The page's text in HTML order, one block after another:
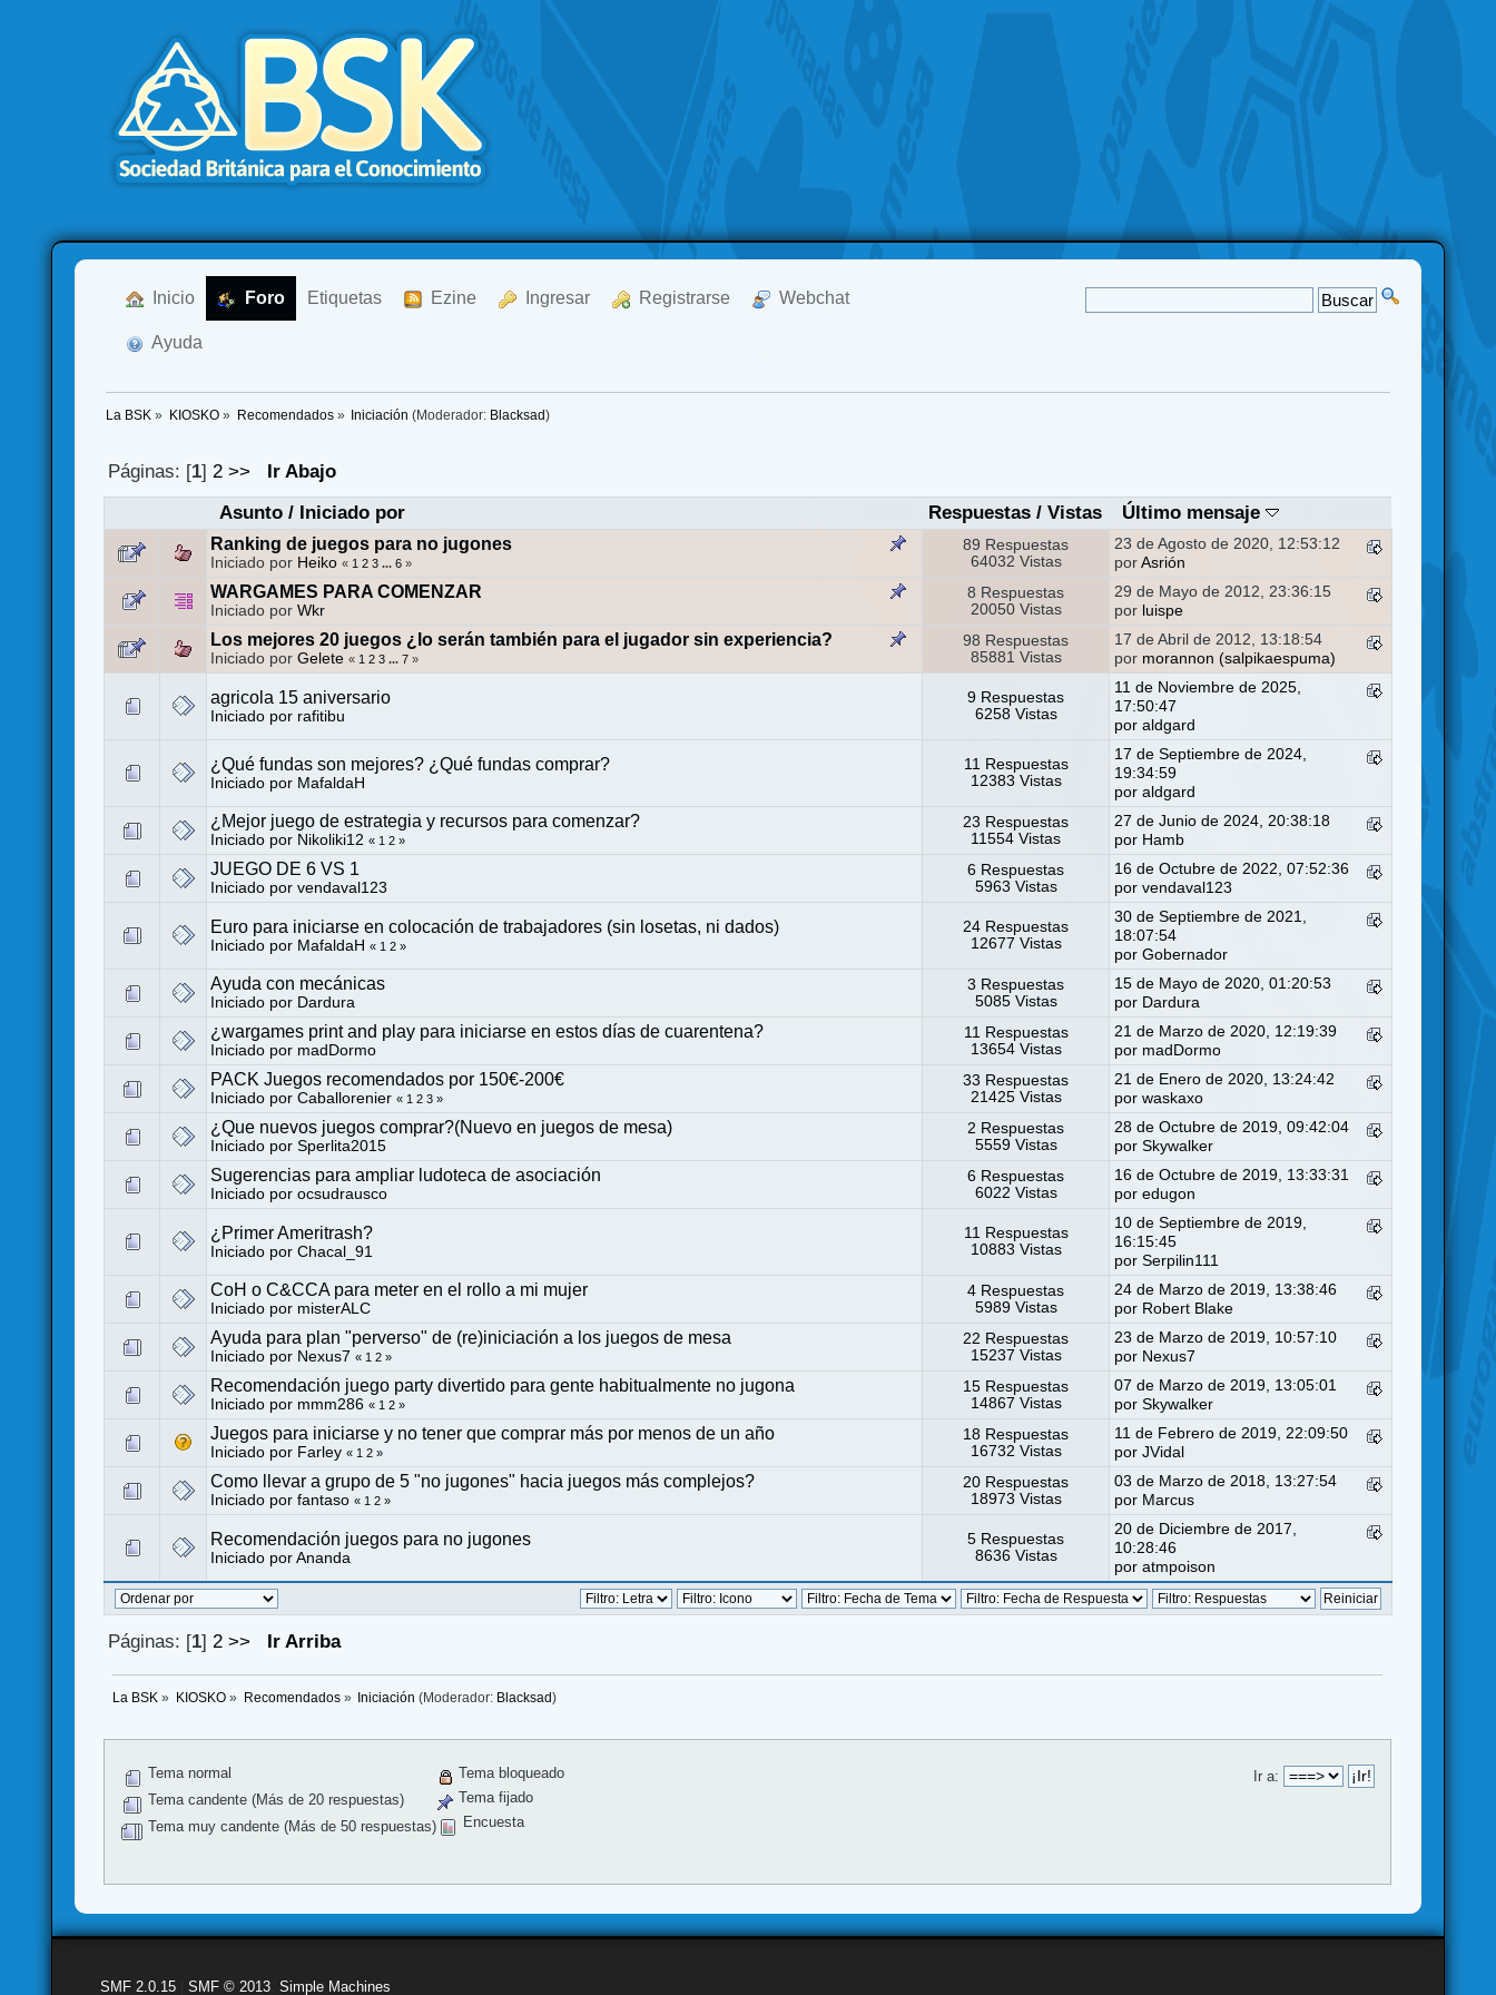
Inicio Foro Etiquetas Ezine Ingresar Registrarse Webchat
Ayuda
La BSK » KIOSKO» Recomendados» Iniciación (Moderador: Blacksad )
Páginas: [1] 2 >>
Ir Abajo
Asunto/ Iniciado por Respuestas /Vistas Último mensaje
Ranking de juegos para no jugones
Iniciado por Heiko « 1 2 3 ...6 »
89 Respuestas
64032 Vistas
23 de Agosto de 2020, 12:53:12
porAsrión
WARGAMES PARA COMENZAR
Iniciado porWkr
8 Respuestas
20050 Vistas
29 de Mayo de 2012, 23:36:15
por luispe
Los mejores 20 juegos ¿lo serán también para el jugador sin experiencia?
Iniciado porGelete « 1 2 3 ...7 »
98 Respuestas
85881 Vistas
17 de Abril de 2012, 13:18:54
por morannon (salpikaespuma)
agricola 15 aniversario
Iniciado por rafitibu
9 Respuestas
6258 Vistas
11 de Noviembre de 2025,
17:50:47
poraldgard
¿Qué fundas son mejores? ¿Qué fundas comprar?
Iniciado por MafaldaH
11 Respuestas
12383 Vistas
17 de Septiembre de 2024,
19:34:59
poraldgard
¿Mejor juego de estrategia y recursos para comenzar?
Iniciado por Nikoliki12 « 1 2 »
23 Respuestas
11554 Vistas
27 de Junio de 2024, 20:38:18
por Hamb
JUEGO DE 6 VS 1
Iniciado porvendaval123
6 Respuestas
5963 Vistas
16 de Octubre de 2022, 07:52:36
porvendaval123
Euro para iniciarse en colocación de trabajadores (sin losetas, ni dados)
Iniciado por MafaldaH « 1 2 »
24 Respuestas
12677 Vistas
30 de Septiembre de 2021,
18:07:54
porGobernador
Ayuda con mecánicas
Iniciado por Dardura
3 Respuestas
5085 Vistas
15 de Mayo de 2020, 01:20:53
por Dardura
¿wargames print and play para iniciarse en estos días de cuarentena?
Iniciado por madDormo
11 Respuestas
13654 Vistas
21 de Marzo de 2020, 12:19:39
por madDormo
PACK Juegos recomendados por 150€-200€
Iniciado porCaballorenier « 1 2 3 »
33 Respuestas
21425 Vistas
21 de Enero de 2020, 13:24:42
porwaskaxo
¿Que nuevos juegos comprar?(Nuevo en juegos de mesa)
Iniciado porSperlita2015
2 Respuestas
5559 Vistas
28 de Octubre de 2019, 09:42:04
porSkywalker
Sugerencias para ampliar ludoteca de asociación
Iniciado porocsudrausco
6 Respuestas
6022 Vistas
16 de Octubre de 2019, 13:33:31
poredugon
¿Primer Ameritrash?
Iniciado porChacal_91
11 Respuestas
10883 Vistas
10 de Septiembre de 2019,
16:15:45
porSerpilin111
CoH o C&CCA para meter en el rollo a mi mujer
Iniciado por misterALC
4 Respuestas
5989 Vistas
24 de Marzo de 2019, 13:38:46
por Robert Blake
Ayuda para plan "perverso" de (re)iniciación a los juegos de mesa
Iniciado por Nexus7 « 1 2 »
22 Respuestas
15237 Vistas
23 de Marzo de 2019, 10:57:10
por Nexus7
Recomendación juego party divertido para gente habitualmente no jugona
Iniciado por mmm286 « 1 2 »
15 Respuestas
14867 Vistas
07 de Marzo de 2019, 13:05:01
porSkywalker
Juegos para iniciarse y no tener que comprar más por menos de un año
Iniciado por Farley « 1 2 »
18 Respuestas
16732 Vistas
11 de Febrero de 2019, 22:09:50
porJVidal
Como llevar a grupo de 5 "no jugones" hacia juegos más complejos?
Iniciado porfantaso « 1 2 »
20 Respuestas
18973 Vistas
03 de Marzo de 2018, 13:27:54
por Marcus
Recomendación juegos para no jugones
Iniciado porAnanda
5 Respuestas
8636 Vistas
20 de Diciembre de 2017,
10:28:46
poratmpoison
Páginas: [1] 2 >> Ir Arriba
La BSK » KIOSKO» Recomendados» Iniciación (Moderador: Blacksad)
Ir a:
Tema normal
Tema candente (Más de 20 respuestas)
Tema muy candente (Más de 50 respuestas)
Tema bloqueado
Tema fijado
Encuesta
SMF 2.0.15 |SMF © 2013 ,Simple Machines